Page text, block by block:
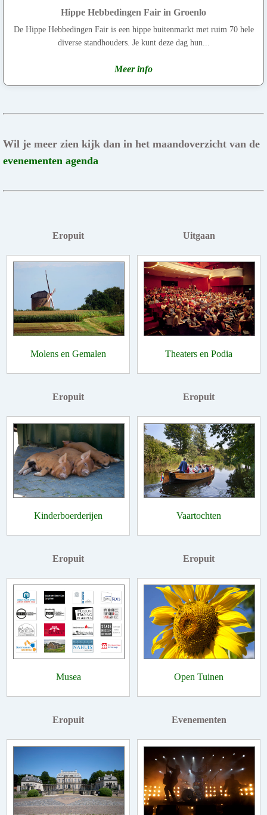
Hippe Hebbedingen Fair in Groenlo
De Hippe Hebbedingen Fair is een hippe buitenmarkt met ruim 70 hele
diverse standhouders. Je kunt deze dag hun...
Meer info
Wil je meer zien kijk dan in het maandoverzicht van de
evenementen agenda
Eropuit
Molens en Gemalen
Uitgaan
Theaters en Podia
Eropuit
Kinderboerderijen
Eropuit
Vaartochten
Eropuit
Musea
Eropuit
Open Tuinen
Eropuit Evenementen